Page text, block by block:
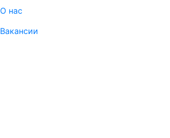
О нас
Вакансии